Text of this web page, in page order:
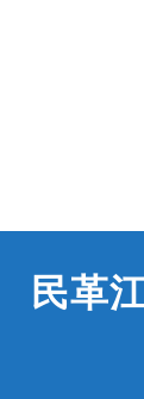
江西
民革